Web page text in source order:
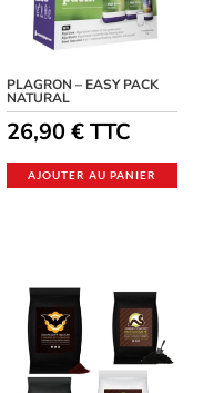
PLAGRON – EASY PACK
NATURAL
26,90€TTC
AJOUTER AU PANIER